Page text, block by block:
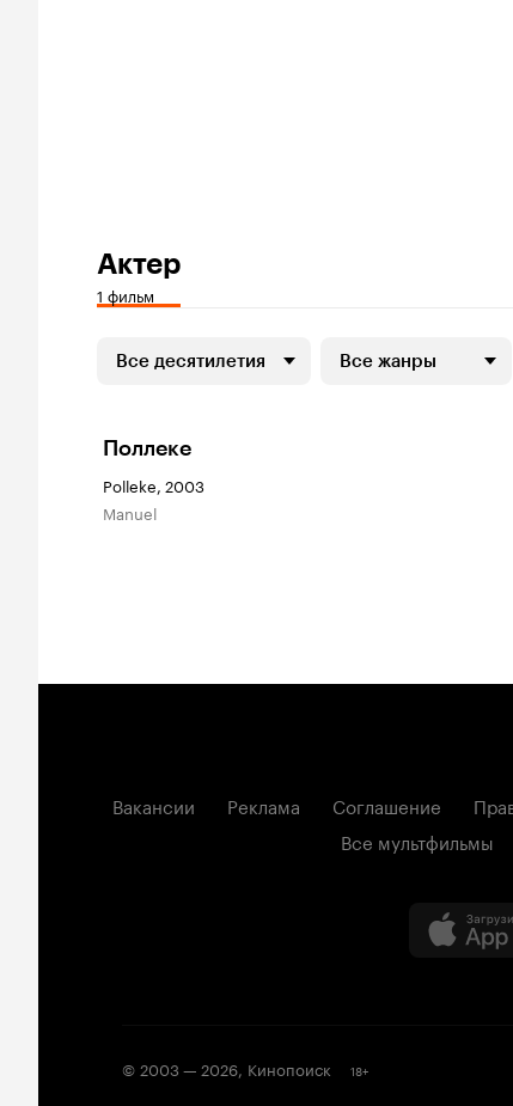
Актер
1 фильм
Все десятилетия Все жанры
Поллеке
Polleke, 2003
Manuel
Вакансии Реклама Соглашение
Все мультфильмы
© 2003 —2026, Кинопоиск 18+